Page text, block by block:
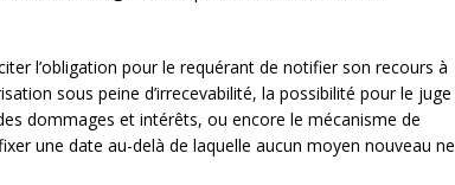
l’obligation pour le requérant de notifier son recours à
sous peine d’irrecevabilité, la possibilité pour le juge
dommages et intérêts, ou encore le mécanisme de
une date au-delà de laquelle aucun moyen nouveau ne